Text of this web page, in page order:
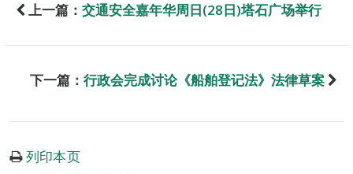
上一篇： 交通安全嘉年华周日(28日)塔石广场举行
下一篇： 行政会完成讨论《船舶登记法》法律草案
列印本页